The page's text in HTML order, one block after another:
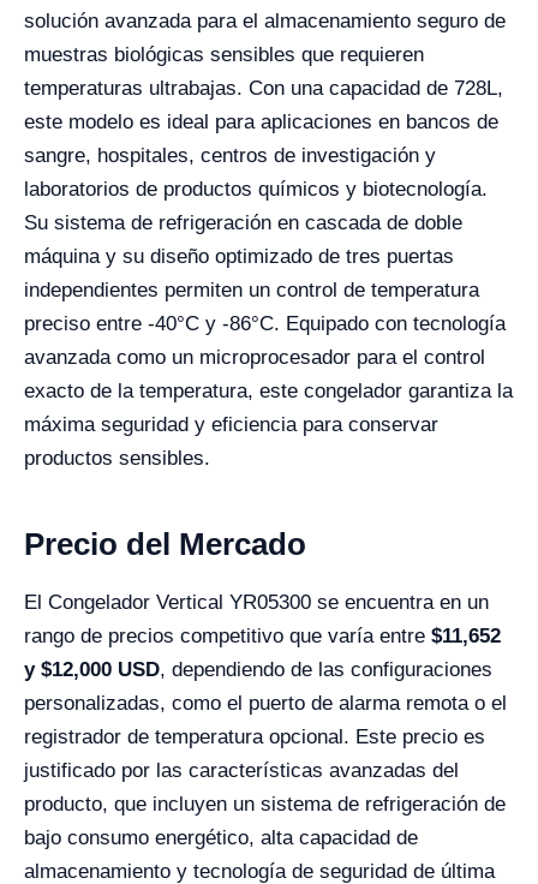
solución avanzada para el almacenamiento seguro de
muestras biológicas sensibles que requieren
temperaturas ultrabajas. Con una capacidad de 728L,
este modelo es ideal para aplicaciones en bancos de
sangre, hospitales, centros de investigación y
laboratorios de productos químicos y biotecnología.
Su sistema de refrigeración en cascada de doble
máquina y su diseño optimizado de tres puertas
independientes permiten un control de temperatura
preciso entre -40°C y -86°C. Equipado con tecnología
avanzada como un microprocesador para el control
exacto de la temperatura, este congelador garantiza la
máxima seguridad y eficiencia para conservar
productos sensibles.
Precio del Mercado
El Congelador Vertical YR05300 se encuentra en un
rango de precios competitivo que varía entre $11,652
y $12,000 USD, dependiendo de las configuraciones
personalizadas, como el puerto de alarma remota o el
registrador de temperatura opcional. Este precio es
justificado por las características avanzadas del
producto, que incluyen un sistema de refrigeración de
bajo consumo energético, alta capacidad de
almacenamiento y tecnología de seguridad de última